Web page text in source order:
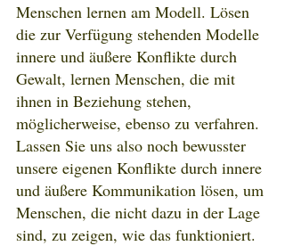
Menschen lernen am Modell. Lösen
die zur Verfügung stehenden Modelle
innere und äußere Konflikte durch
Gewalt, lernen Menschen, die mit
ihnen in Beziehung stehen,
möglicherweise, ebenso zu verfahren.
Lassen Sie uns also noch bewusster
unsere eigenen Konflikte durch innere
und äußere Kommunikation lösen, um
Menschen, die nicht dazu in der Lage
sind, zu zeigen, wie das funktioniert.